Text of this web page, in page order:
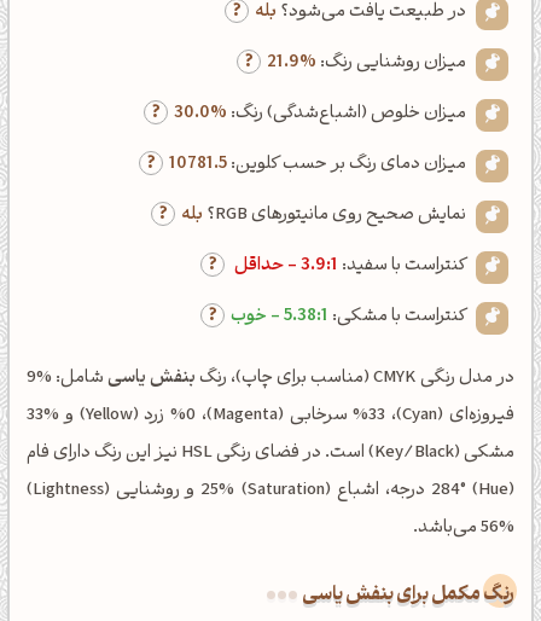
در طبیعت یافت می‌شود؟ بله
میزان روشنایی رنگ: 21.9%
میزان خلوص (اشباع‌شدگی) رنگ: 30.0%
میزان دمای رنگ بر حسب کلوین:10781.5
نمایش صحیح روی مانیتورهای RGB؟
بله
کنتراست با سفید: 3.9:1 - حداقل
کنتراست با مشکی: 5.38:1 - خوب
در مدل رنگی CMYK (مناسب برای چاپ)، رنگ بنفش یاسی
شامل: %9
فیروزه‌ای (Cyan)، %33 سرخابی (Magenta)، %0 زرد (Yellow) و %33
مشکی (Key/Black) است. در فضای رنگی HSL نیز این رنگ دارای فام
(Hue) 284° درجه، اشباع (Saturation) 25% و روشنایی (Lightness)
56% می‌باشد.
رنگ مکمل برای بنفش یاسی